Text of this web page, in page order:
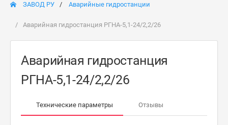
ЗАВОД РУ Аварийные гидростанции
Аварийная гидростанция РГНА-5,1-24/2,2/26
Аварийная гидростанция
РГНА-5,1-24/2,2/26
Технические параметры Отзывы